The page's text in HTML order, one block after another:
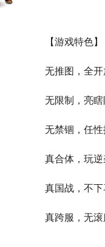
【游戏特色】
无推图，全
无限制，亮
无禁锢，任
真合体，玩
真国战，不
真跨服，无